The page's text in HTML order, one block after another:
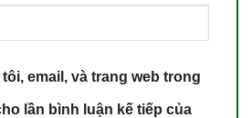
email, và trang web trong
lần bình luận kế tiếp của